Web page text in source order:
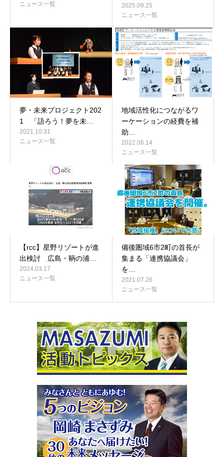
ニュース一覧
2025.09.25
ニュース一覧
夢・未来プロジェクト202
1 「語ろう！夢を未…
2021.10.31
ニュース一覧
地域活性化につながるワ
ーケーションの経費を補
助…
2022.06.14
ニュース一覧
【rcc】星野リゾートが進
出検討 広島・鞆の浦…
2024.03.17
ニュース一覧
備後圏域6市2町の首長が
集まる「連携協議会」
を…
2021.07.26
ニュース一覧